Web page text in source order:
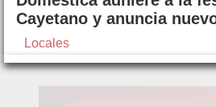
Cayetano y anuncia
Locales